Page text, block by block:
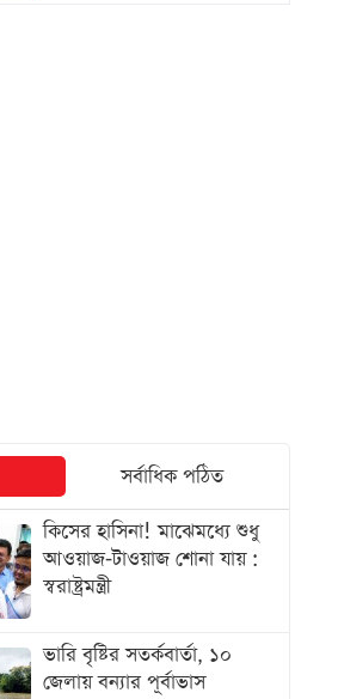
সর্বাধিক পঠিত
কিসের হাসিনা! মাঝেমধ্যে শুধু
আওয়াজ-টাওয়াজ শোনা যায় :
স্বরাষ্ট্রমন্ত্রী
ভারি বৃষ্টির সতর্কবার্তা, ১০
জেলায় বন্যার পূর্বাভাস